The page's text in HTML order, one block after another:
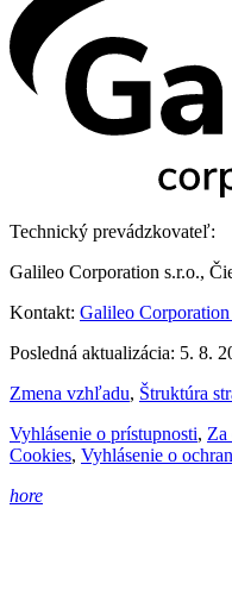
Technický prevádzkovateľ:
Galileo Corporation s.r.o.,
Kontakt: Galileo Corporation
Posledná aktualizácia: 5. 8.
Zmena vzhľadu, Štruktúra
Vyhlásenie o prístupnosti, Za
Cookies, Vyhlásenie o
hore